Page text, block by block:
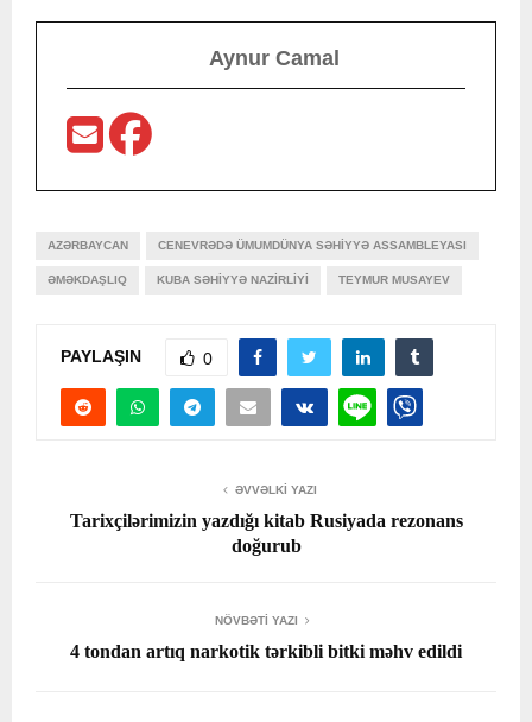
Aynur Camal
AZƏRBAYCAN CENEVRƏDƏ ÜMUMDÜNYA SƏHIYYƏ ASSAMBLEYASI
ƏMƏKDAŞLIQ KUBA SƏHIYYƏ NAZIRLIYI TEYMUR MUSAYEV
PAYLAŞIN 0
ƏVVƏLKI YAZI
Tarixçilərimizin yazdığı kitab Rusiyada rezonans
doğurub
NÖVBƏTI YAZI
4 tondan artıq narkotik tərkibli bitki məhv edildi